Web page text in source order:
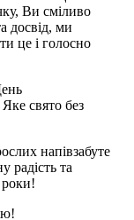
Ви сміливо
досвід, ми
це і голосно
свято без
напівзабуте
радість та
роки!